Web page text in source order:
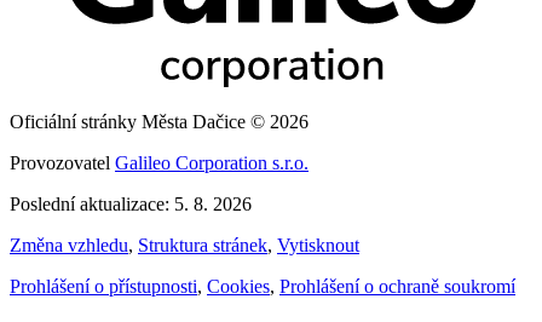
Oficiální stránky Města Dačice © 2026
Provozovatel Galileo Corporation s.r.o.
Poslední aktualizace: 5. 8. 2026
Změna vzhledu, Struktura stránek, Vytisknout
Prohlášení o přístupnosti, Cookies, Prohlášení o ochraně soukromí